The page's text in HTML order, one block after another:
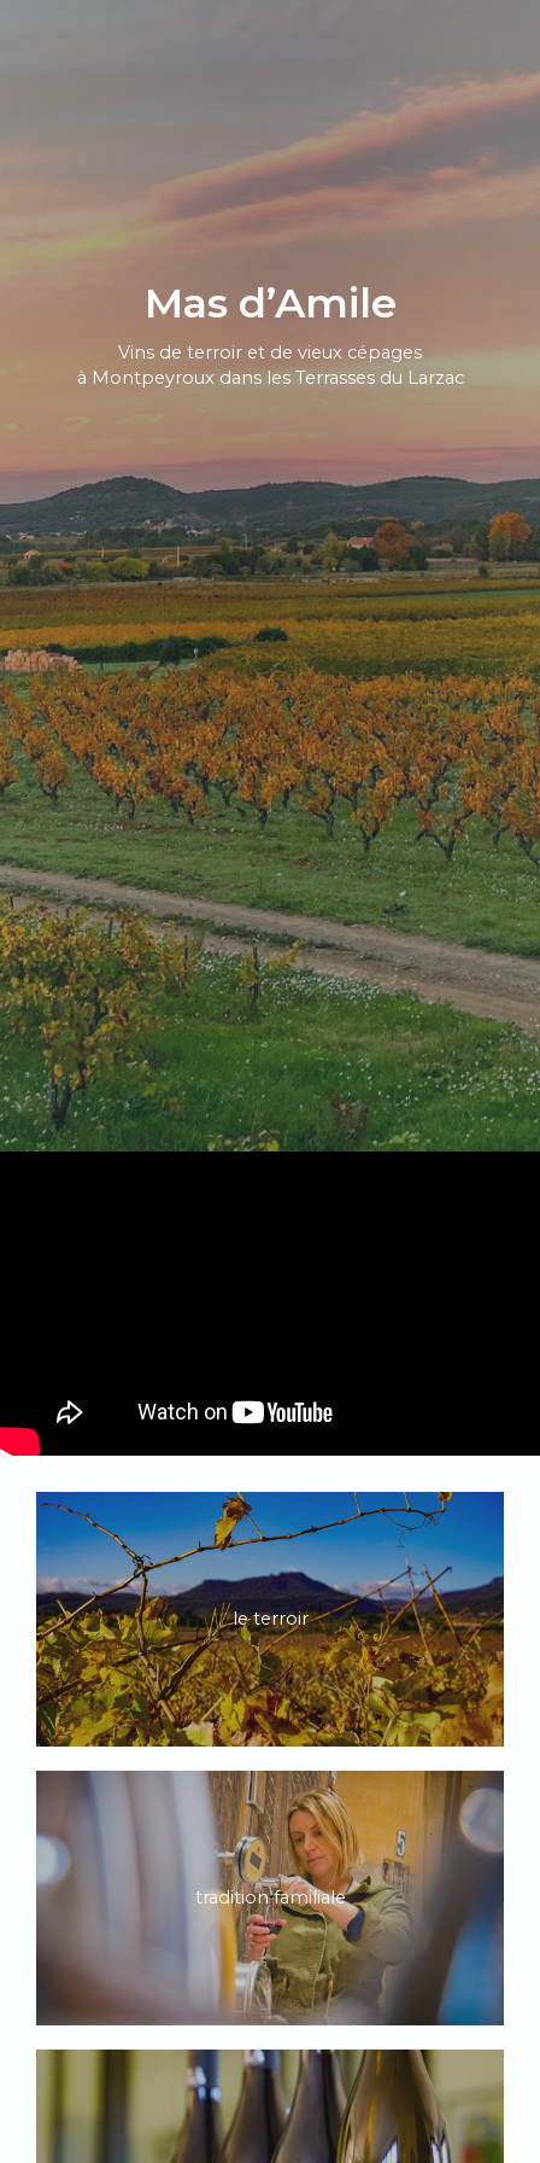
Mas d’Amile
Vins de terroir et de vieux cépages
à Montpeyroux dans les Terrasses du Larzac
le terroir
tradition familiale